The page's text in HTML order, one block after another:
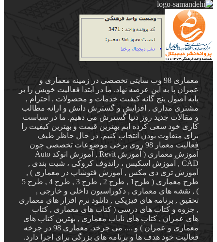
معماری 98 وب سایتی تخصصی در زمینه معماری و
عمران پا به این عرصه نهاد. ما در ابتدا فعالیت خویش را بر
پایه اصول پنج گانه کیفیت خدمات و محصولات , احترام ,
مشتری مداری , افزایش و گسترش دانش و ارائه مطالب
و مقالات جدید روز دنیا گسترش می دهیم. ما در سیاست
کاری خود سعی کرده ایم بهترین قیمت و بهترین کیفیت را
برای متفاوت بودن انتخاب کنیم. در حال حاظر طیف
فعالیت معمار 98 روی برخی موضوعات تخصصی چون
آموزش معماری ( آموزش Revit , آموزش اتوکد Auto
CAD , آموزش اسکیس ، راندوف کروکی ، شیت بندی ,
آموزش تری دی مکس , آموزش فتوشاپ در معماری ) ,
طرح معماری ( طرح1 , طرح 2 , طرح 3 , طرح 4 , طرح 5
) , نقشه های معماری , دکوراسیون داخلی و خارجی ,
تحقیق , برنامه های فیزیکی , دانلود نرم افزار های معماری
, جزوه و کتاب های درسی ( کتاب های معماری , کتاب
های عمران , کتاب های نایاب معماری , بهترین کتاب های
معماری و عمران ) و .... می چرخد. معماری 98 در چرخه
فعالیت خود هدف ها و برنامه های بزرگی برای اجرا دارد.